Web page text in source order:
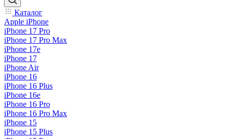
Каталог
Apple iPhone
iPhone 17 Pro
iPhone 17 Pro Max
iPhone 17e
iPhone 17
iPhone Air
iPhone 16
iPhone 16 Plus
iPhone 16e
iPhone 16 Pro
iPhone 16 Pro Max
iPhone 15
iPhone 15 Plus